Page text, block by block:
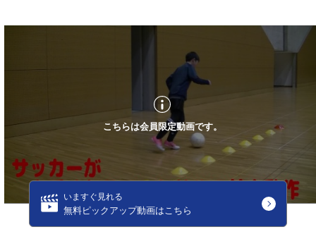
こちらは会員限定動画です。
いますぐ見れる
無料ピックアップ動画はこちら